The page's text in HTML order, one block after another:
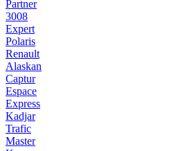
Partner
3008
Expert
Polaris
Renault
Alaskan
Captur
Espace
Express
Kadjar
Trafic
Master